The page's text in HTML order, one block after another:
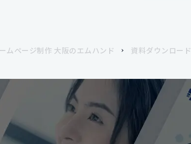
ムページ制作 大阪のエムハンド 資料ダウンロード